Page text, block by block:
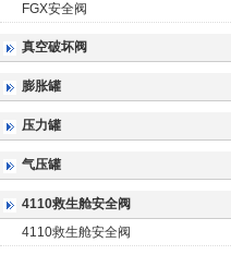
FGX安全阀
真空破坏阀
膨胀罐
压力罐
气压罐
4110救生舱安全阀
4110救生舱安全阀